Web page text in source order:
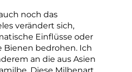
noch das
verändert sich,
Einflüsse oder
Bienen bedrohen. Ich
an die aus Asien